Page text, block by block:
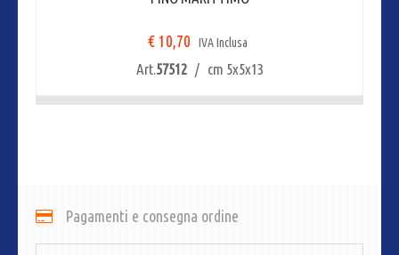
€ 10,70 IVA Inclusa
Art.57512/ cm 5x5x13
Pagamenti e consegna ordine